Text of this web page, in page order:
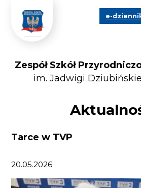
e-
Zespół Szkół
im. Jadwigi
Tarce w TVP
20.05.2026